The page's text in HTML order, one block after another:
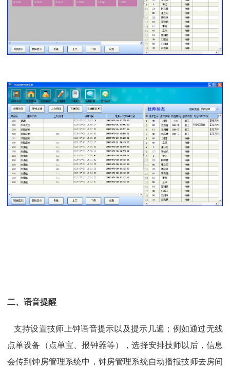
二、语音提醒
支持设置技师上钟语音提示以及提示几遍；例如通过无线
点单设备（点单宝、报钟器等），选择安排技师以后，信息
会传到钟房管理系统中，钟房管理系统自动播报技师去房间